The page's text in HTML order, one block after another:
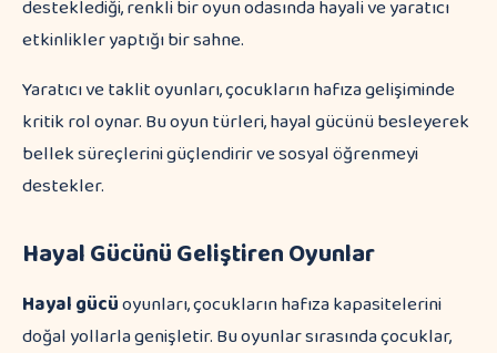
Yaratıcı ve taklit oyunları, çocukların hafıza gelişiminde
kritik rol oynar. Bu oyun türleri, hayal gücünü besleyerek
bellek süreçlerini güçlendirir ve sosyal öğrenmeyi
destekler.
Hayal Gücünü Geliştiren Oyunlar
Hayal gücüoyunları, çocukların hafıza kapasitelerini
doğal yollarla genişletir. Bu oyunlar sırasında çocuklar,